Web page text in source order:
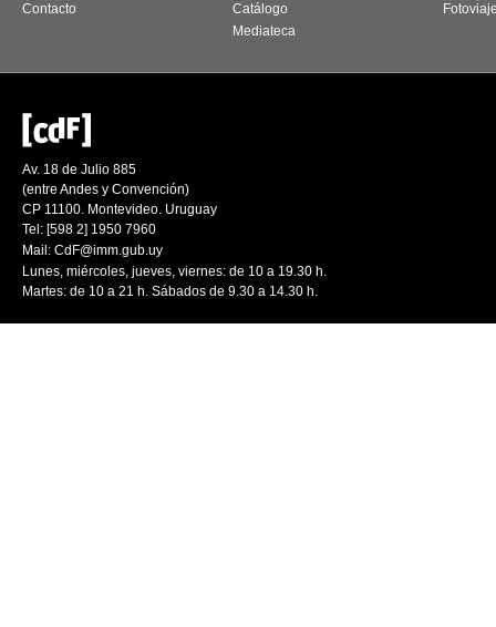
Contacto
Catálogo
Mediateca
Av. 18 de Julio 885
(entre Andes y Convención)
CP 11100. Montevideo. Uruguay
Tel: [598 2] 1950 7960
Mail: CdF@imm.gub.uy
Lunes, miércoles, jueves, viernes: de 10 a 19.30 h.
Martes: de 10 a 21 h. Sábados de 9.30 a 14.30 h.